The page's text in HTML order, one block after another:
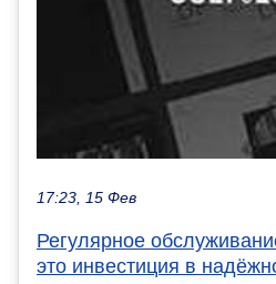
17:23, 15 Фев
Регулярное
это инвестиция в